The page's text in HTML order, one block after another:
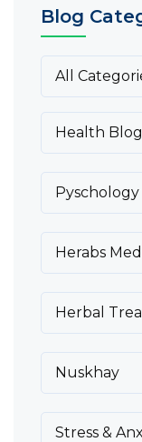
Blog
All
Health Blog
Pyschology
Herabs
Herbal
Nuskhay
Stress &